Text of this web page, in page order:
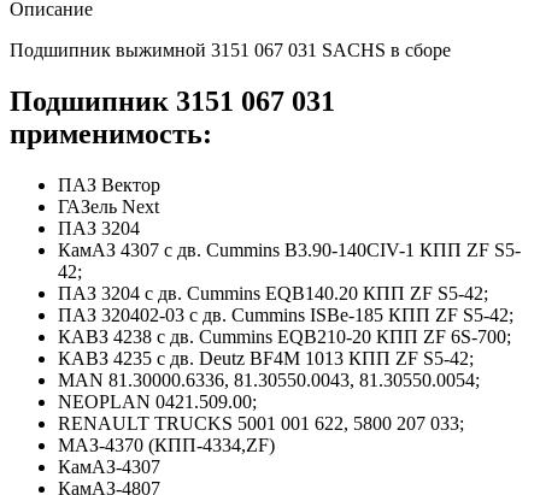
Описание
Подшипник выжимной 3151 067 031 SACHS в сборе
Подшипник 3151 067 031
применимость:
ПАЗ Вектор
ГАЗель Next
ПАЗ 3204
КамАЗ 4307 с дв. Cummins B3.90-140CIV-1 КПП ZF S5-
42;
ПАЗ 3204 с дв. Cummins EQB140.20 КПП ZF S5-42;
ПАЗ 320402-03 с дв. Cummins ISBe-185 КПП ZF S5-42;
КАВЗ 4238 с дв. Cummins EQB210-20 КПП ZF 6S-700;
КАВЗ 4235 с дв. Deutz BF4M 1013 КПП ZF S5-42;
MAN 81.30000.6336, 81.30550.0043, 81.30550.0054;
NEOPLAN 0421.509.00;
RENAULT TRUCKS 5001 001 622, 5800 207 033;
МАЗ-4370 (КПП-4334,ZF)
КамАЗ-4307
КамАЗ-4807